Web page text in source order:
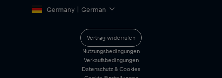
Germany | German
Vertrag widerrufen
Nutzungsbedingungen
Verkaufsbedingungen
Datenschutz & Cookies